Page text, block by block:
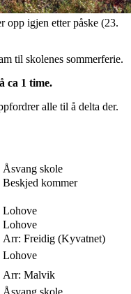
opp igjen etter påske (23.
til skolenes sommerferie.
ca 1 time.
alle til å delta der.
Åsvang skole
Beskjed kommer
Lohove
Lohove
Arr: Freidig (Kyvatnet)
Lohove
Arr: Malvik
Åsvang skole